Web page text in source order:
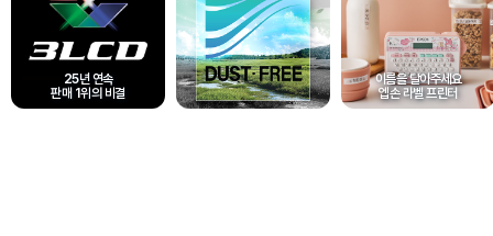
25년 연속
판매 1위의 비결
이름을 달아주세요
엡손 라벨 프린터